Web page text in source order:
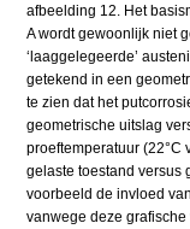
afbeelding 12. Het
A wordt gewoonlijk niet
‘laaggelegeerde’
getekend in een
te zien dat het
geometrische uitslag
proeftemperatuur (22°C
gelaste toestand versus
voorbeeld de invloed
vanwege deze